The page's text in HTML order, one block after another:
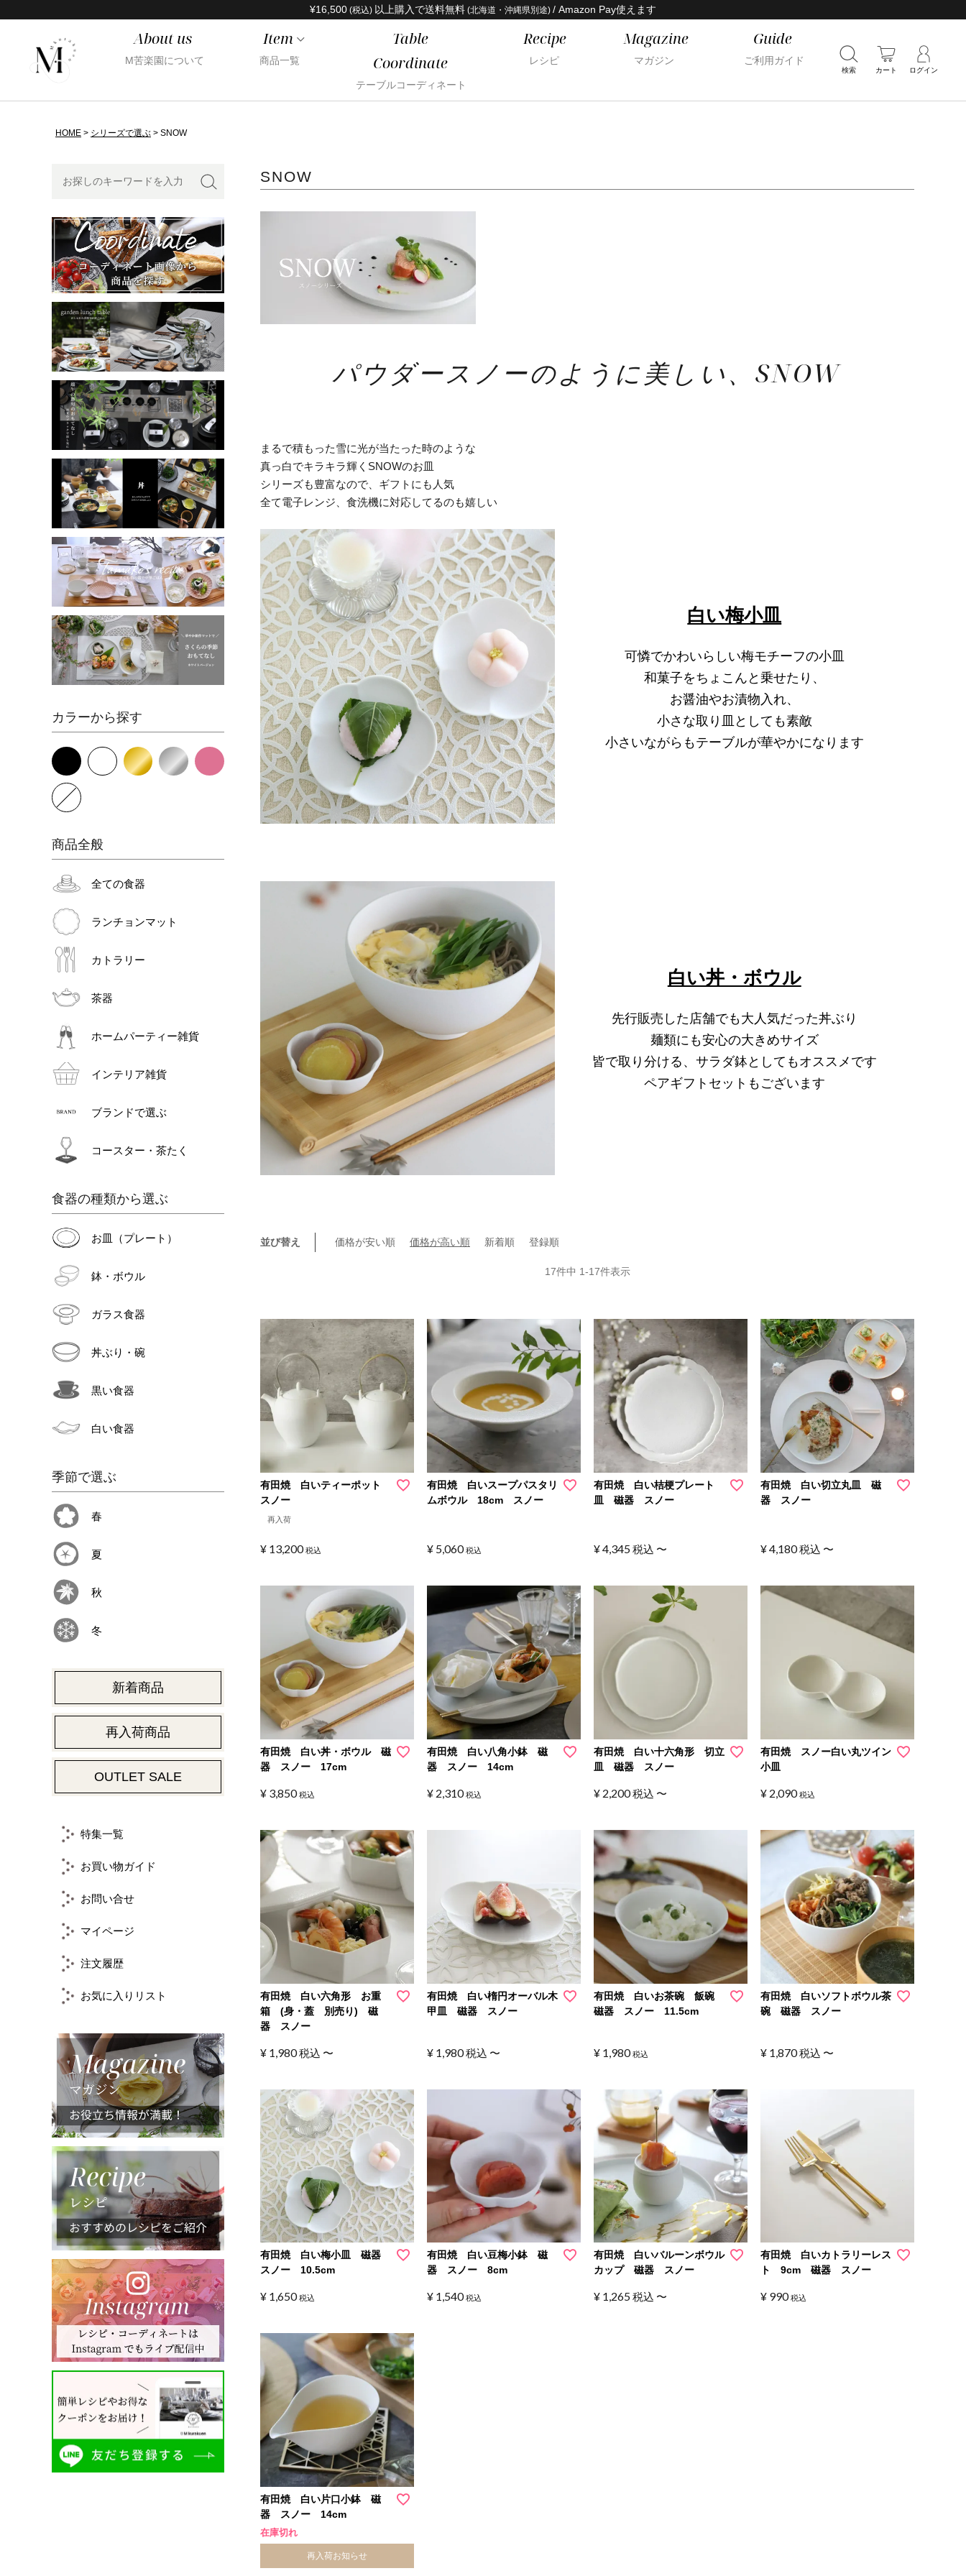
¥16,500 (税込) 以上購入で送料無料 (北海道・沖縄県別途) / Amazon Pay使えます
About us
M苦楽園について
Item
商品一覧
Table
Coordinate
テーブルコーディネート
Recipe
レシピ
Magazine
マガジン
Guide
ご利用ガイド
検索 カート ログイン
HOME シリーズで選ぶ SNOW
カラーから探す
商品全般
全ての食器
ランチョンマット
カトラリー
茶器
ホームパーティー雑貨
インテリア雑貨
ブランドで選ぶ
コースター・茶たく
食器の種類から選ぶ
お皿（プレート）
鉢・ボウル
ガラス食器
丼ぶり・碗
黒い食器
白い食器
季節で選ぶ
春
夏
秋
冬
新着商品
再入荷商品
OUTLET SALE
特集一覧
お買い物ガイド
お問い合せ
マイページ
注文履歴
お気に入りリスト
SNOW
パウダースノーのように美しい、SNOW
まるで積もった雪に光が当たった時のような
真っ白でキラキラ輝くSNOWのお皿
シリーズも豊富なので、ギフトにも人気
全て電子レンジ、食洗機に対応してるのも嬉しい
白い梅小皿
可憐でかわいらしい梅モチーフの小皿
和菓子をちょこんと乗せたり、
お醤油やお漬物入れ、
小さな取り皿としても素敵
小さいながらもテーブルが華やかになります
白い丼・ボウル
先行販売した店舗でも大人気だった丼ぶり
麺類にも安心の大きめサイズ
皆で取り分ける、サラダ鉢としてもオススメです
ペアギフトセットもございます
並び替え 価格が安い順 価格が高い順 新着順 登録順
17件中 1-17件表示
有田焼 白いティーポット
スノー
再入荷
¥ 13,200 税込
有田焼 白いスープパスタリ
ムボウル 18cm スノー
¥ 5,060 税込
有田焼 白い桔梗プレート
皿 磁器 スノー
¥4,345税込 〜
有田焼 白い切立丸皿 磁
器 スノー
¥4,180税込 〜
有田焼 白い丼・ボウル 磁
器 スノー 17cm
¥ 3,850 税込
有田焼 白い八角小鉢 磁
器 スノー 14cm
¥ 2,310 税込
有田焼 白い十六角形 切立
皿 磁器 スノー
¥ 2,200税込 〜
有田焼 スノー白い丸ツイン
小皿
¥ 2,090 税込
有田焼 白い六角形 お重
箱 (身・蓋 別売り) 磁
器 スノー
¥ 1,980税込 〜
有田焼 白い楕円オーバル木
甲皿 磁器 スノー
¥ 1,980税込 〜
有田焼 白いお茶碗 飯碗
磁器 スノー 11.5cm
¥ 1,980 税込
有田焼 白いソフトボウル茶
碗 磁器 スノー
¥ 1,870税込 〜
有田焼 白い梅小皿 磁器
スノー 10.5cm
¥ 1,650 税込
有田焼 白い豆梅小鉢 磁
器 スノー 8cm
¥ 1,540 税込
有田焼 白いバルーンボウル
カップ 磁器 スノー
¥ 1,265税込 〜
有田焼 白いカトラリーレス
ト 9cm 磁器 スノー
¥ 990 税込
有田焼 白い片口小鉢 磁
器 スノー 14cm
在庫切れ
再入荷お知らせ